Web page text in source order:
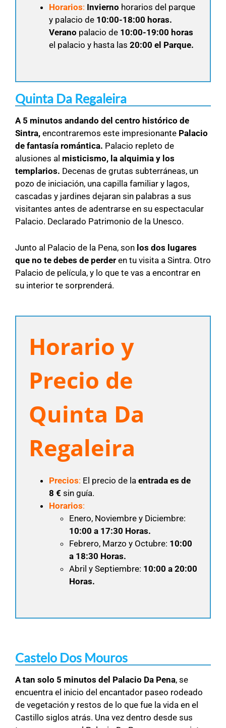
Horarios: Invierno horarios del parque
y palacio de 10:00-18:00 horas.
Verano palacio de 10:00-19:00 horas
el palacio y hasta las 20:00 el Parque.
Quinta Da Regaleira
A 5 minutos andando del centro histórico de
Sintra, encontraremos este impresionante Palacio
de fantasía romántica. Palacio repleto de
alusiones al misticismo, la alquimia y los
templarios. Decenas de grutas subterráneas, un
pozo de iniciación, una capilla familiar y lagos,
cascadas y jardines dejaran sin palabras a sus
visitantes antes de adentrarse en su espectacular
Palacio. Declarado Patrimonio de la Unesco.
Junto al Palacio de la Pena, son los dos lugares
que no te debes de perder en tu visita a Sintra. Otro
Palacio de película, y lo que te vas a encontrar en
su interior te sorprenderá.
Horario y
Precio de
Quinta Da
Regaleira
Precios: El precio de la entrada es de
8 € sin guía.
Horarios:
Enero, Noviembre y Diciembre:
10:00 a 17:30 Horas.
Febrero, Marzo y Octubre: 10:00
a 18:30 Horas.
Abril y Septiembre: 10:00 a 20:00
Horas.
Castelo Dos Mouros
A tan solo 5 minutos del Palacio Da Pena, se
encuentra el inicio del encantador paseo rodeado
de vegetación y restos de lo que fue la vida en el
Castillo siglos atrás. Una vez dentro desde sus